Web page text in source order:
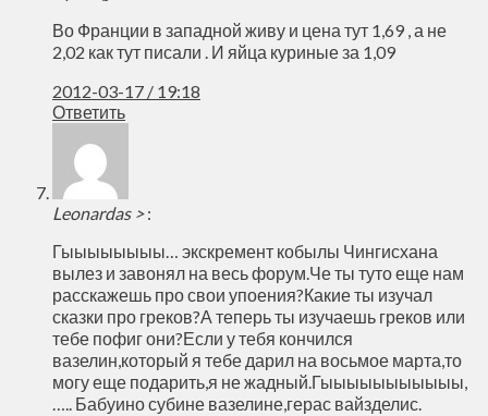
Во Франции в западной живу и цена тут 1,69 , а не
2,02 как тут писали . И яйца куриные за 1,09
2012-03-17 / 19:18
Ответить
Leonardas > :
Гыыыыыыыы… экскремент кобылы Чингисхана
вылез и завонял на весь форум.Че ты туто еще нам
расскажешь про свои упоения?Какие ты изучал
сказки про греков?А теперь ты изучаешь греков или
тебе пофиг они?Если у тебя кончился
вазелин,который я тебе дарил на восьмое марта,то
могу еще подарить,я не жадный.Гыыыыыыыыыыы,
….. Бабуино субине вазелине,герас вайзделис.